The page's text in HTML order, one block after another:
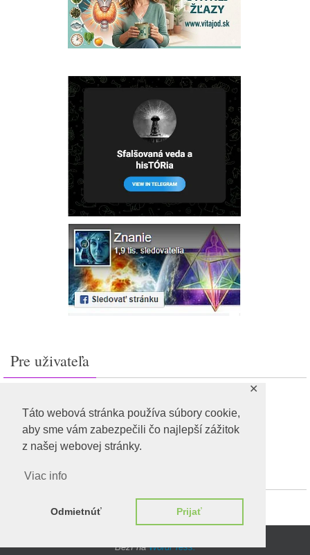
Táto webová stránka používa súbory cookie,
aby sme vám zabezpečili čo najlepší zážitok
z našej webovej stránky.
Viac info
Odmietnúť Prijať
✕
Pre uživateľa
Feed záznamov
RSS feed komentárov
WordPress.org
Beží naWordPress.